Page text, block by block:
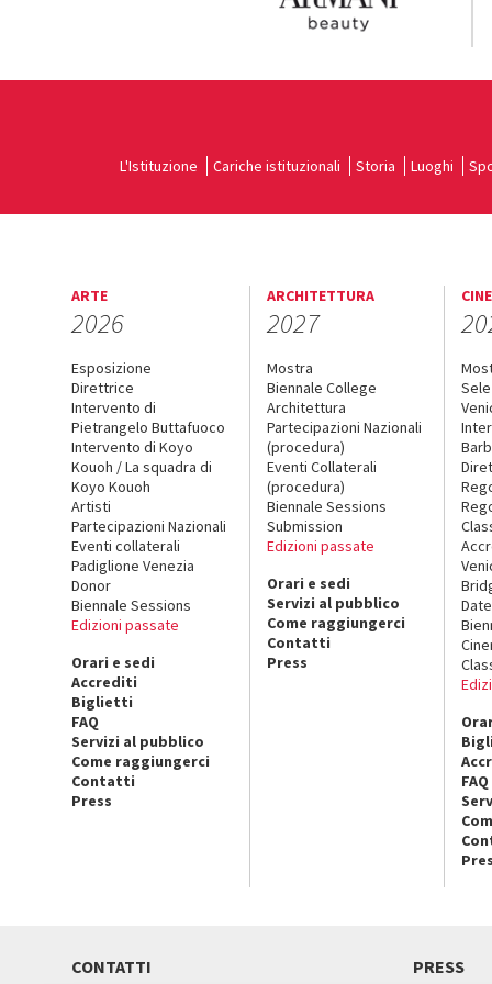
L'Istituzione Cariche istituzionali Storia Luoghi
ARTE
2026
Esposizione
Direttrice
Intervento di
Pietrangelo Buttafuoco
Intervento di Koyo
Kouoh / La squadra di
Koyo Kouoh
Artisti
Partecipazioni Nazionali
Eventi collaterali
Padiglione Venezia
Donor
Biennale Sessions
Edizioni passate
Orari e sedi
Accrediti
Biglietti
FAQ
Servizi al pubblico
Come raggiungerci
Contatti
Press
ARCHITETTURA
2027
Mostra
Biennale College
Architettura
Partecipazioni Nazionali
(procedura)
Eventi Collaterali
(procedura)
Biennale Sessions
Submission
Edizioni passate
Orari e sedi
Servizi al pubblico
Come raggiungerci
Contatti
Press
FAQ
CONTATTI PRESS